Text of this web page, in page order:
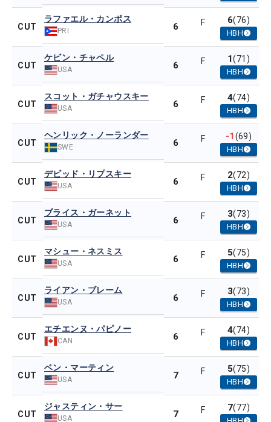
CUT
ラファエル・カンポス
PRI 6 F 6(76)
HBH
CUT
ケビン・チャペル
USA 6 F 1(71)
HBH
CUT
スコット・ガチャウスキー
USA 6 F 4(74)
HBH
CUT
ヘンリック・ノーランダー
SWE 6 F -1(69)
HBH
CUT
デビッド・リプスキー
USA 6 F 2(72)
HBH
CUT
ブライス・ガーネット
USA 6 F 3(73)
HBH
CUT
マシュー・ネスミス
USA 6 F 5(75)
HBH
CUT
ライアン・ブレーム
USA 6 F 3(73)
HBH
CUT
エチエンヌ・パピノー
CAN 6 F 4(74)
HBH
CUT
ベン・マーティン
USA 7 F 5(75)
HBH
CUT
ジャスティン・サー
USA 7 F 7(77)